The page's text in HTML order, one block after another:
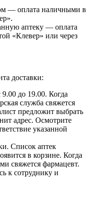
— оплата наличными в
аптеку — оплата
«Клевер» или через
доставки:
9.00 до 19.00. Когда
служба свяжется
предложит выбрать
адрес. Осмотрите
указанной
Список аптек
в корзине. Когда
свяжется фармацевт.
к сотруднику и